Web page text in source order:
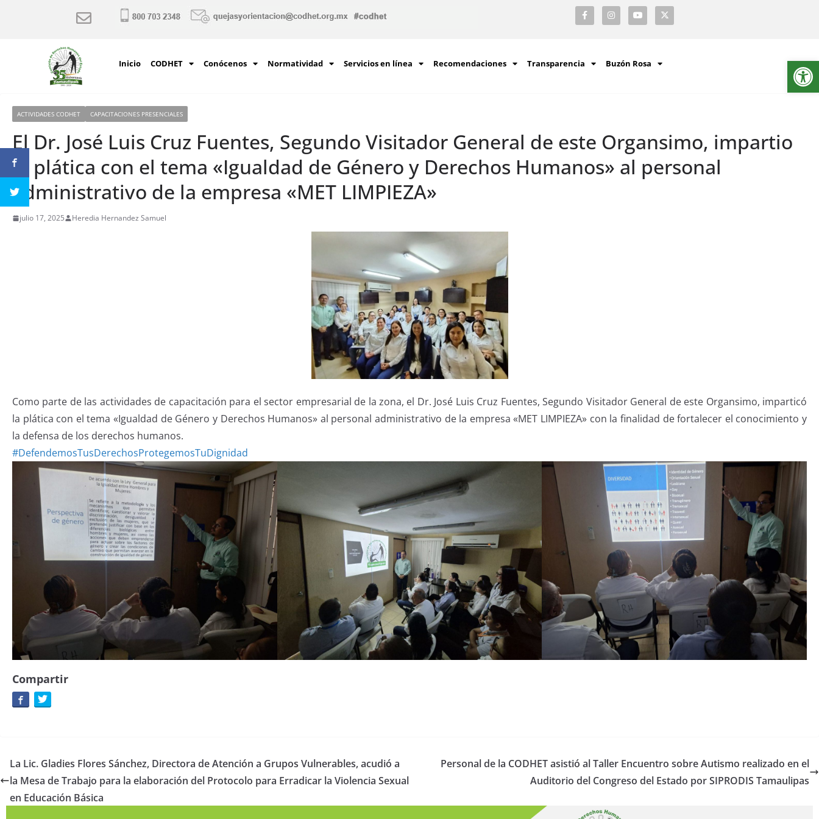
Inicio CODHET Conócenos Normatividad Servicios en línea Recomendaciones Transparencia Buzón Rosa
ACTIVIDADES CODHET CAPACITACIONES PRESENCIALES
El Dr. José Luis Cruz Fuentes, Segundo Visitador General de este Organsimo, impartio
la plática con el tema «Igualdad de Género y Derechos Humanos» al personal
administrativo de la empresa «MET LIMPIEZA»
julio 17, 2025 Heredia Hernandez Samuel
Como parte de las actividades de capacitación para el sector empresarial de la zona, el Dr. José Luis Cruz Fuentes, Segundo Visitador General de este Organsimo, imparticó
la plática con el tema «Igualdad de Género y Derechos Humanos» al personal administrativo de la empresa «MET LIMPIEZA» con la finalidad de fortalecer el conocimiento y
la defensa de los derechos humanos.
#DefendemosTusDerechosProtegemosTuDignidad
Compartir
La Lic. Gladies Flores Sánchez, Directora de Atención a Grupos Vulnerables, acudió a
la Mesa de Trabajo para la elaboración del Protocolo para Erradicar la Violencia Sexual
en Educación Básica
Personal de la CODHET asistió al Taller Encuentro sobre Autismo realizado en el
Auditorio del Congreso del Estado por SIPRODIS Tamaulipas